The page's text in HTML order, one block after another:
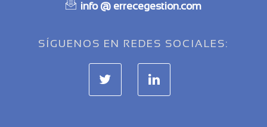
info @ errecegestion.com
SÍGUENOS EN REDES SOCIALES: